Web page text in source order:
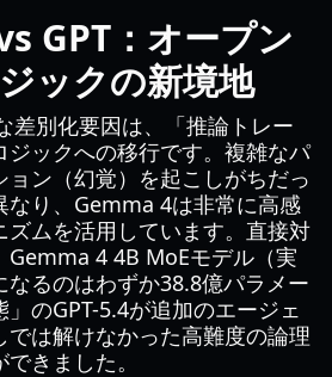
GPT：オープン
ックの新境地
差別化要因は、「推論トレー
ジックへの移行です。複雑なパ
ョン（幻覚）を起こしがちだっ
なり、Gemma 4は非常に高感
ズムを活用しています。直接対
Gemma 4 4B MoEモデル（実
るのはわずか38.8億パラメー
のGPT-5.4が追加のエージェ
では解けなかった高難度の論理
きました。